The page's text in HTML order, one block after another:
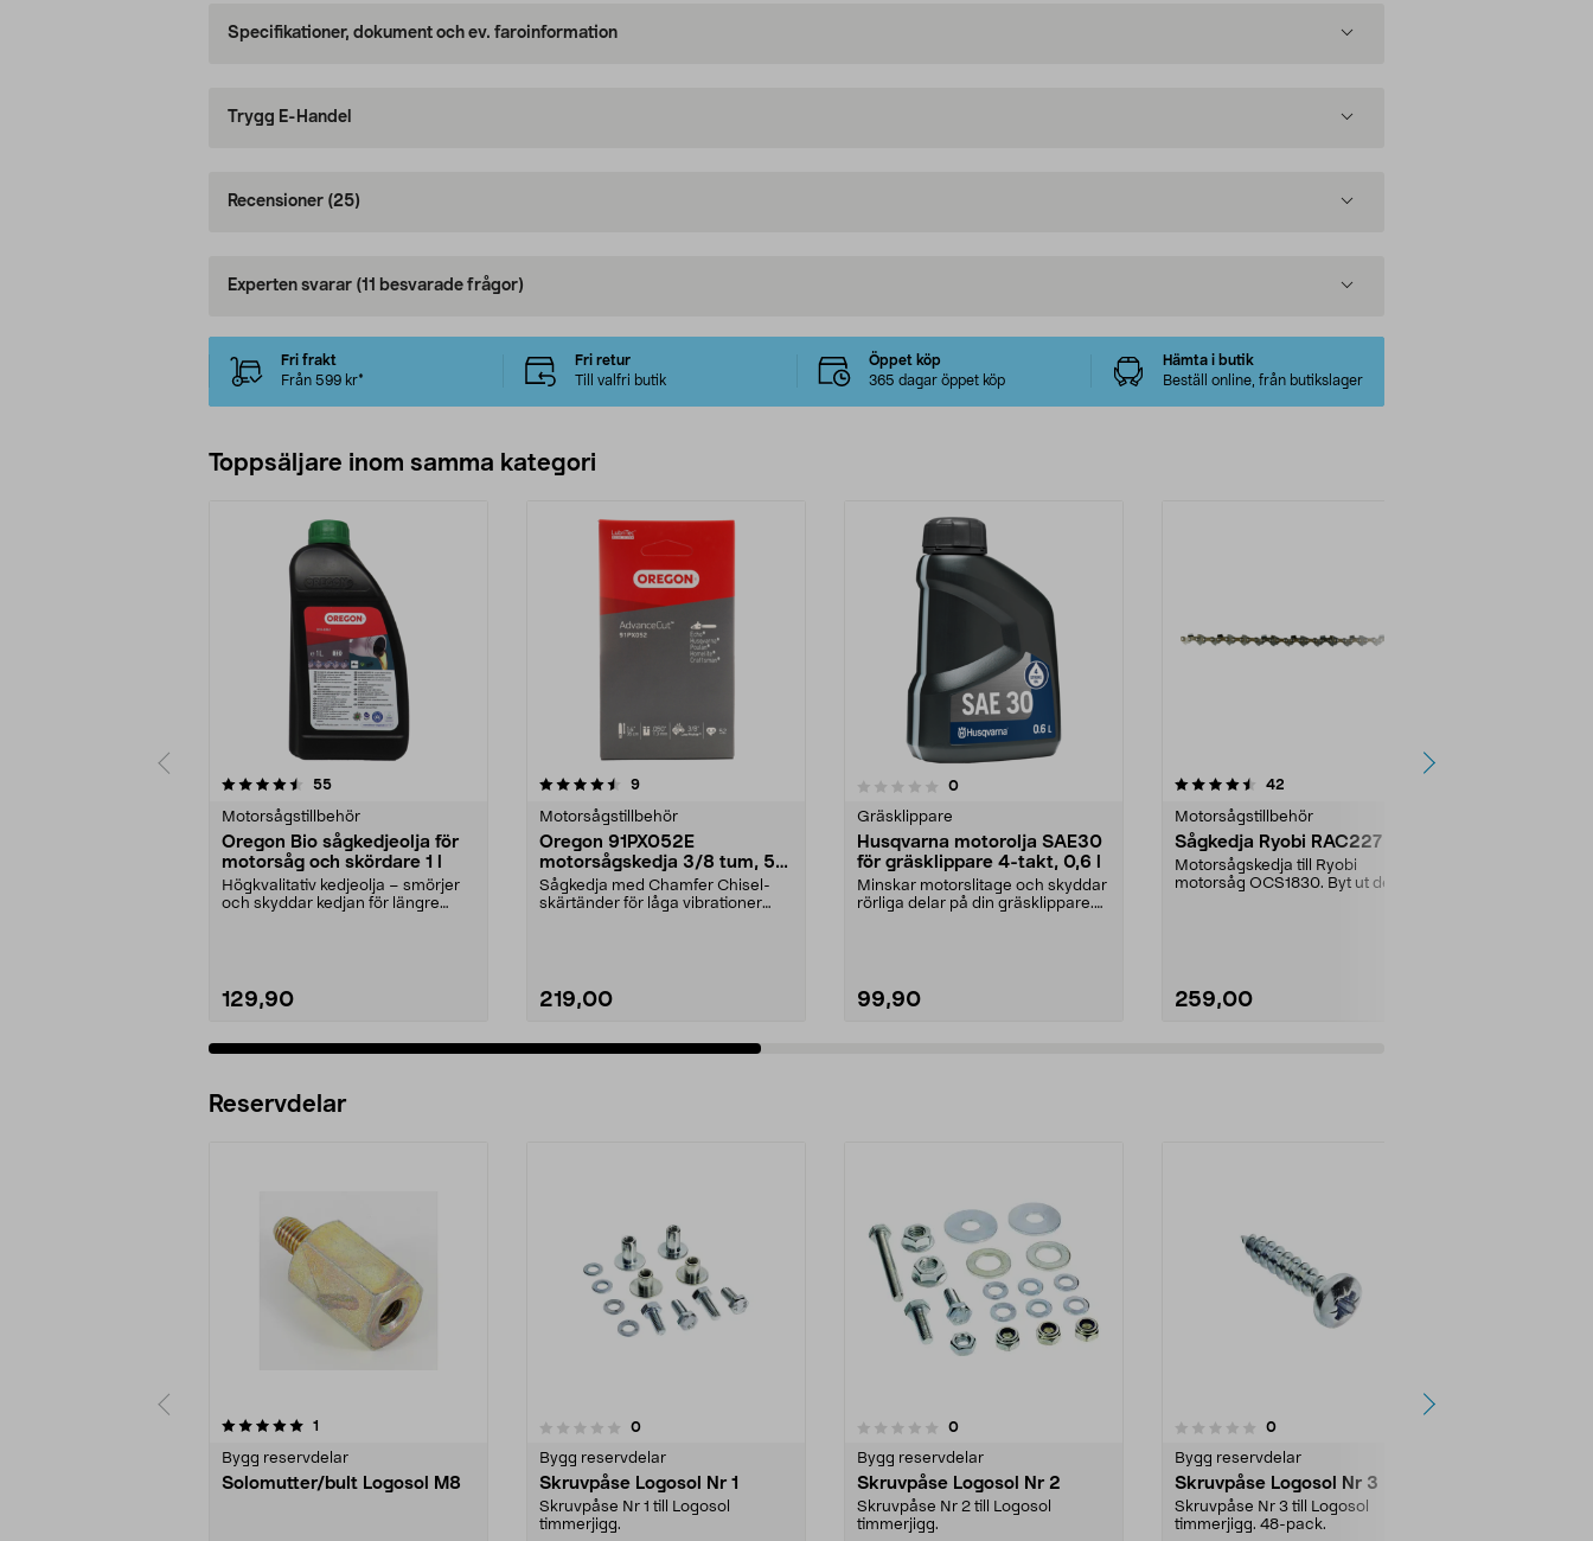
Specifikationer, dokument och ev. faroinformation
Trygg E-Handel
Recensioner (25)
Experten svarar (11 besvarade frågor)
Fri frakt
Från 599 kr*
Fri retur
Till valfri butik
Öppet köp
365 dagar öppet köp
Hämta i butik
Beställ online, från butikslager
Toppsäljare inom samma kategori
55recensioner
Motorsågstillbehör
Oregon Bio sågkedjeolja för
motorsåg och skördare 1 l
Högkvalitativ kedjeolja – smörjer
och skyddar kedjan för längre
129,90
4.5 av 5 stjärnor 9recensioner
Motorsågstillbehör
Oregon 91PX052E
motorsågskedja 3/8 tum, 52
drivlänkar
Sågkedja med Chamfer Chisel-
skärtänder för låga vibrationer
219,00
0.0 av 5 stjärnor 0recensioner
Gräsklippare
Husqvarna motorolja SAE30
för gräsklippare 4-takt, 0,6 l
Minskar motorslitage och skyddar
rörliga delar på din gräsklippare.
99,90
4.5 av 5 stjärnor 42
Motorsågstillbehör
Sågkedja Ryobi RAC227
Motorsågskedja till Ryobi
motorsåg OCS1830. Byt ut den
259,00
5.0 av 5 stjärnor
Reservdelar
1
Bygg reservdelar
Solomutter/bult Logosol M8
0.0 av 5 stjärnor 0recensioner
Bygg reservdelar
Skruvpåse Logosol Nr 1
Skruvpåse Nr 1 till Logosol
timmerjigg.
0.0 av 5 stjärnor 0recensioner
Bygg reservdelar
Skruvpåse Logosol Nr 2
Skruvpåse Nr 2 till Logosol
timmerjigg.
0.0 av 5 stjärnor 0recensioner
Bygg reservdelar
Skruvpåse Logosol Nr 3
Skruvpåse Nr 3 till Logosol
timmerjigg. 48-pack.